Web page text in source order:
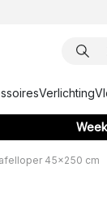
Verlichting
45x250 cm